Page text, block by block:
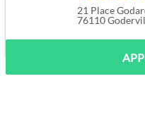
21 Place
76110